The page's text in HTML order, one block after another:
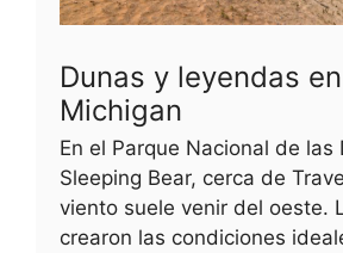
Dunas y leyendas
Michigan
En el Parque Nacional de las
Sleeping Bear, cerca de
viento suele venir del oeste.
crearon las condiciones